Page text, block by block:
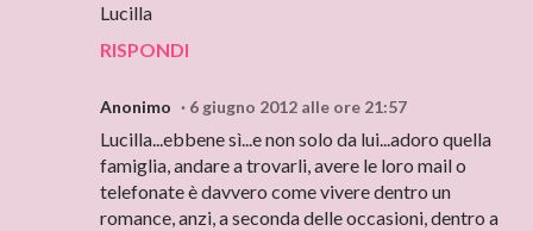
Lucilla
RISPONDI
Anonimo 6 giugno 2012 alle ore 21:57
Lucilla...ebbene sì...e non solo da lui...adoro quella
famiglia, andare a trovarli, avere le loro mail o
telefonate è davvero come vivere dentro un
romance, anzi, a seconda delle occasioni, dentro a